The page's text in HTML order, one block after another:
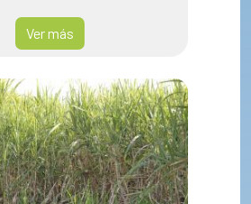
Ver más